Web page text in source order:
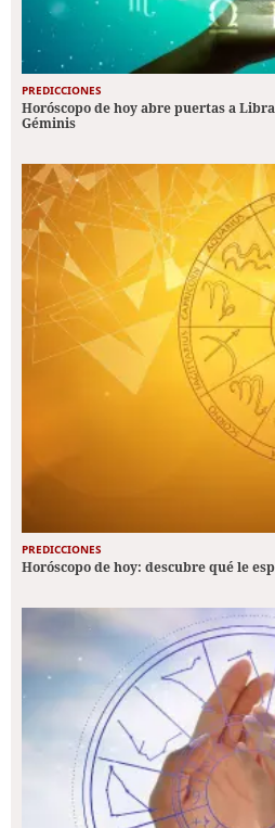
PREDICCIONES
Horóscopo de hoy abre puertas a
Géminis
PREDICCIONES
Horóscopo de hoy: descubre qué le